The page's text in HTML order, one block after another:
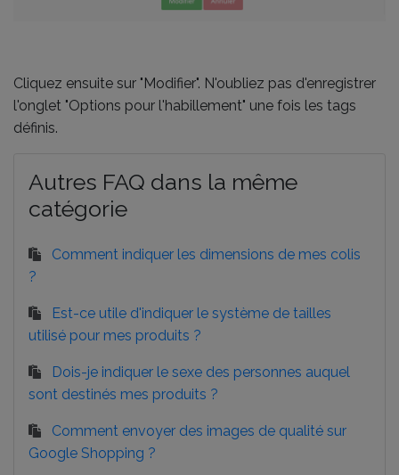
Cliquez ensuite sur "Modifier". N'oubliez pas d'enregistrer
l'onglet "Options pour l'habillement" une fois les tags
définis.
Autres FAQ dans la même
catégorie
Comment indiquer les dimensions de mes colis
?
Est-ce utile d'indiquer le système de tailles
utilisé pour mes produits ?
Dois-je indiquer le sexe des personnes auquel
sont destinés mes produits ?
Comment envoyer des images de qualité sur
Google Shopping ?